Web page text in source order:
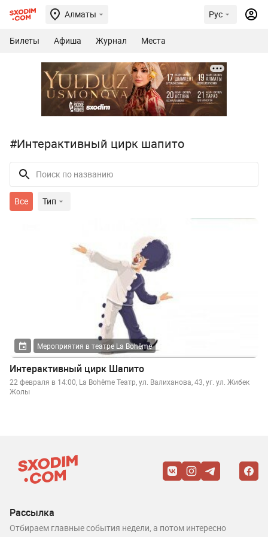
Алматы Рус
Билеты Афиша Журнал Места
#Интерактивный цирк шапито
Все Тип
Мероприятия в театре La Bohême
Интерактивный цирк Шапито
22 февраля в 14:00, La Bohême Театр, ул. Валиханова, 43, уг. ул. Жибек
Жолы
Рассылка
Отбираем главные события недели, а потом интересно